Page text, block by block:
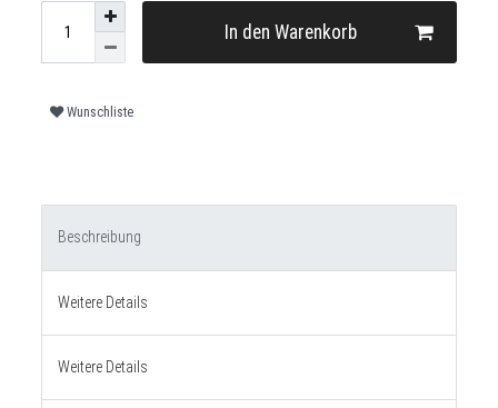
In den Warenkorb
Wunschliste
Beschreibung
Weitere Details
Weitere Details